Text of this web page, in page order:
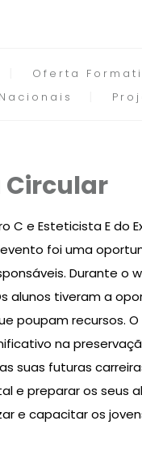
Oferta
Circular
C e Esteticista E do
foi uma
Durante
alunos tiveram a
poupam recursos.
na
suas futuras
e preparar os seus
e capacitar os